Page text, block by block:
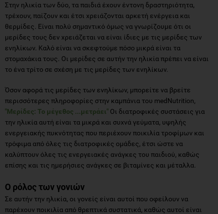
Στην ηλικία των δύο, τα παιδιά έχουν έντονη δραστηριότητα,
τρέχουν, παίζουν και έτσι χρειάζονται αρκετή ενέργεια και
θερμίδες. Είναι πολύ σημαντικό όμως να γνωρίζουμε ότι οι
μερίδες τους δεν χρειάζεται να είναι ίδιες με τις μερίδες των
ενηλίκων. Καλό είναι να σκεφτούμε πόσο μικρά είναι τα
στομαχάκια τους. Οι μερίδες σε αυτήν την ηλικία πρέπει να είναι
το ένα τρίτο σε σχέση με τις μερίδες των ενηλίκων.
Όσον αφορά τις μερίδες των ενηλίκων, μπορείτε να βρείτε
περισσότερες πληροφορίες στην καμπάνια του medNutrition,
"Μερίδες: Το μέγεθος ...μετράει" Οι διατροφικές συστάσεις για
την ηλικία αυτή είναι τα μικρά και συχνά γεύματα, υψηλής
ενεργειακής πυκνότητας που περιέχουν ποικιλία τροφίμων και
τρόφιμα από όλες τις διατροφικές ομάδες, έτσι ώστε να
καλύπτουν όλες τις ενεργειακές ανάγκες του παιδιού, καθώς
επίσης και τις ημερήσιες ανάγκες σε βιταμίνες και μέταλλα.
Ο ρόλος των γονιών
Σε αυτήν την ηλικία, οι γονείς είναι αυτοί που οφείλουν να
παρέχουν ποικιλία από θρεπτικά συστατικά, καθώς αυτοί είναι